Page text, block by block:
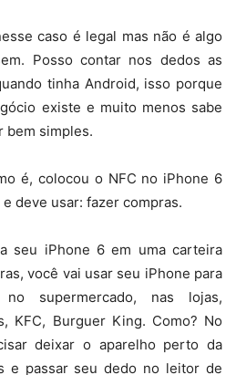
caso é legal mas não é algo
Posso contar nos dedos as
tinha Android, isso porque
existe e muito menos sabe
bem simples.
é, colocou o NFC no iPhone 6
deve usar: fazer compras.
seu iPhone 6 em uma carteira
você vai usar seu iPhone para
supermercado, nas lojas,
KFC, Burguer King. Como? No
deixar o aparelho perto da
e passar seu dedo no leitor de